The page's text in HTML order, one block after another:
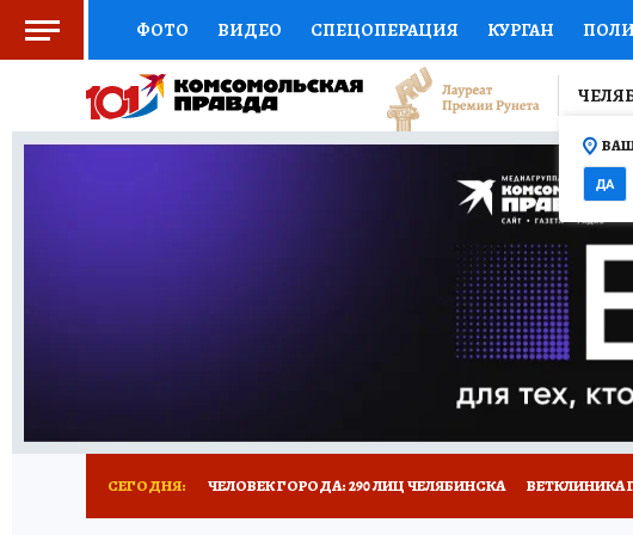
ФОТО ВИДЕО СПЕЦОПЕРАЦИЯ КУРГАН
СОЦПОДДЕРЖКА НАУКА СПОРТ КОЛУМНИСТЫ
ВЫБОР ЭКСПЕРТОВ ДОКТОР ФИНАНСЫ
ПРОГНОЗЫ НА СПОРТ
ТЕЛЕВИЗОР
НОВОЕ НА САЙТЕ
ДА
СЕГОДНЯ: ЧЕЛОВЕК ГОРОДА: 290 ЛИЦ ЧЕЛЯБИНСКА ВЕТКЛИНИКА